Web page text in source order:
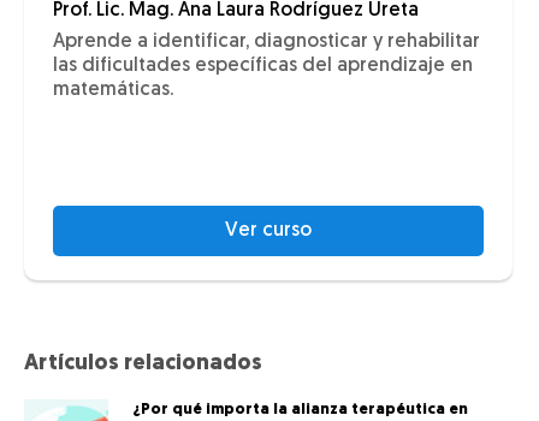
Prof. Lic. Mag. Ana Laura Rodríguez Ureta
Aprende a identificar, diagnosticar y rehabilitar
las dificultades específicas del aprendizaje en
matemáticas.
Ver curso
Artículos relacionados
¿Por qué importa la alianza terapéutica en